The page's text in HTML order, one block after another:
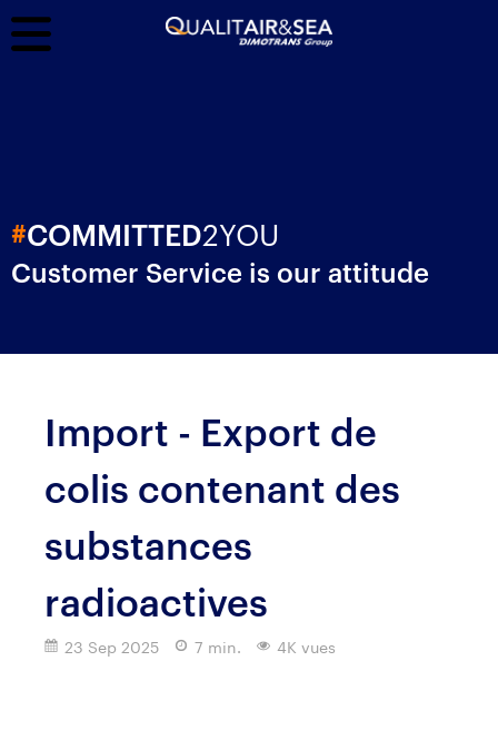
#COMMITTED2YOU
Customer Service is our attitude
Import - Export de
colis contenant des
substances
radioactives
23 Sep 2025 7 min. 4K vues